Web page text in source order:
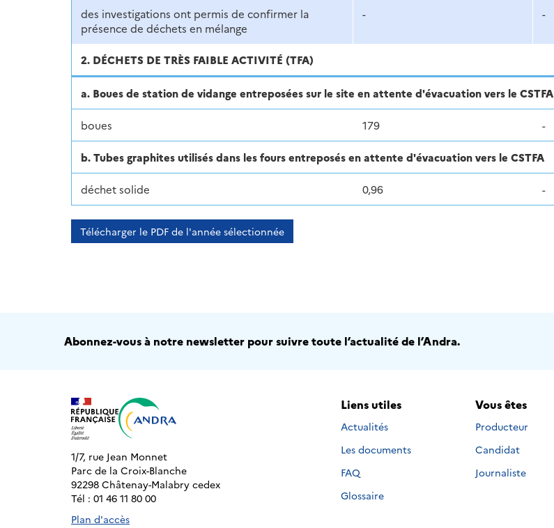
des investigations ont permis de confirmer la
présence de déchets en mélange
- -
2. DÉCHETS DE TRÈS FAIBLE ACTIVITÉ (TFA)
a. Boues de station de vidange entreposées sur le site en attente d'évacuation vers le CSTFA
boues 179 -
b. Tubes graphites utilisés dans les fours entreposés en attente d'évacuation vers le CSTFA
déchet solide 0,96 -
Télécharger le PDF de l'année sélectionnée
Abonnez-vous à notre newsletter pour suivre toute l’actualité de l’Andra.
1/7, rue Jean Monnet
Parc de la Croix-Blanche
92298 Châtenay-Malabry cedex
Tél : 01 46 11 80 00
Plan d'accès
Liens utiles
Actualités
Les documents
FAQ
Glossaire
Vous êtes
Producteur
Candidat
Journaliste